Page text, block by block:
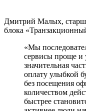
Дмитрий Малых,
блока
«Мы
сервисы проще и
значительная
оплату улыбкой
без посещения
количеством
быстрее